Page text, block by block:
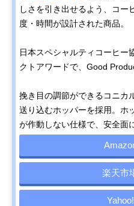
しさを引き出せるよう、コー
度・時間が設計された商品。
日本スペシャルティコーヒー
クトアワードで、Good
挽き目の調節ができるコニカ
送り込むホッパーを採用。ホ
が作動しない仕様で、安全面
楽天市